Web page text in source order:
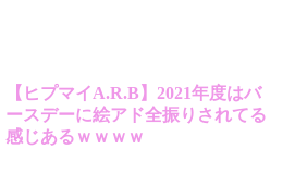
【ヒプマイA.R.B】2021年度はバ
ースデーに絵アド全振りされてる
感じあるｗｗｗｗ